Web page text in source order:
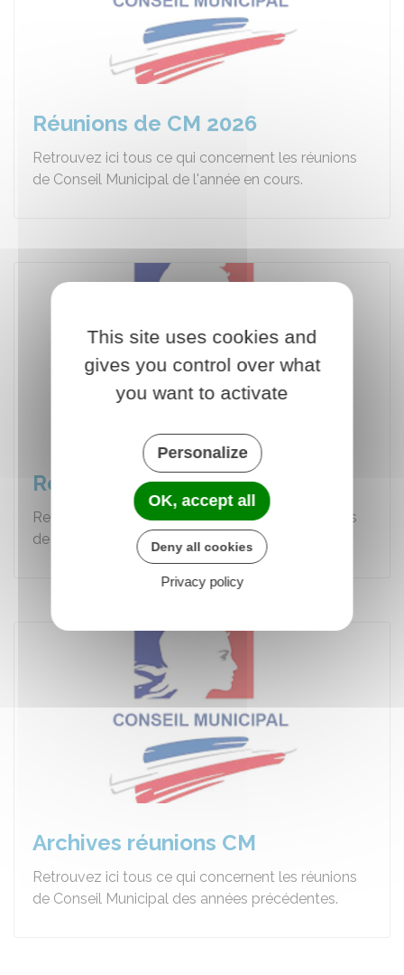
Réunions de CM 2026
Retrouvez ici tous ce qui concernent les réunions
de Conseil Municipal de l'année en cours.
Réunions de CM 2025
Retrouvez ici tous ce qui concernent les réunions
de Conseil Municipal de 2025.
Archives réunions CM
Retrouvez ici tous ce qui concernent les réunions
de Conseil Municipal des années précédentes.
This site uses cookies and
gives you control over what
you want to activate
Personalize
OK, accept all
Deny all cookies
Privacy policy